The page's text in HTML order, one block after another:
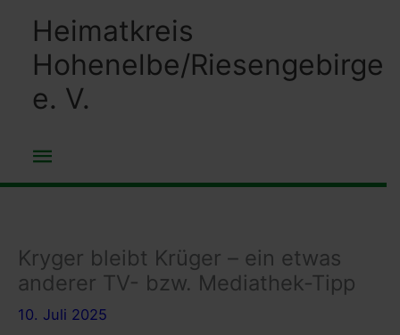
springen
Heimatkreis
Hohenelbe/Riesengebirge
e. V.
Hauptmenü
Kryger bleibt Krüger – ein etwas
anderer TV- bzw. Mediathek-Tipp
10. Juli 2025